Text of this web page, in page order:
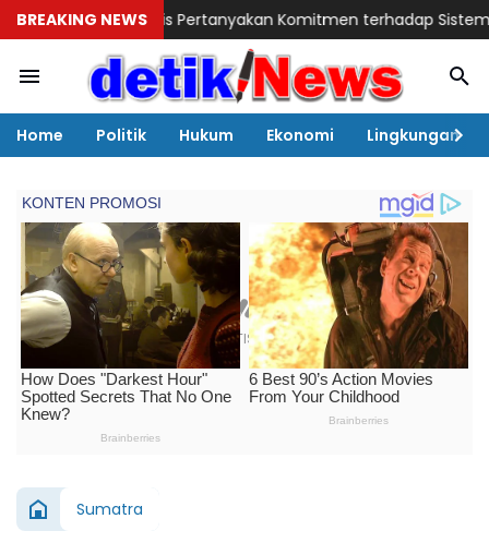
BREAKING NEWS
Lubis Pertanyakan Komitmen terhadap Sistem Merit Andi
Home Politik Hukum Ekonomi Lingkungan
Sumatra